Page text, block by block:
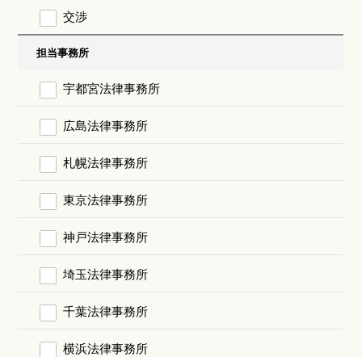
交渉
担当事務所
宇都宮法律事務所
広島法律事務所
札幌法律事務所
東京法律事務所
神戸法律事務所
埼玉法律事務所
千葉法律事務所
横浜法律事務所